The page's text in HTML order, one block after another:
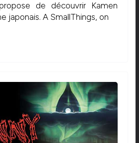
de découvrir Kamen
japonais. A SmallThings, on